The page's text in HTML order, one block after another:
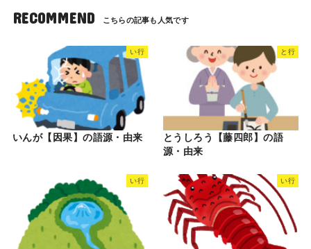
RECOMMEND
い行
いんが【因果】の語源・由来
と行
とうしろう【藤四郎】の語
源・由来
い行 い行